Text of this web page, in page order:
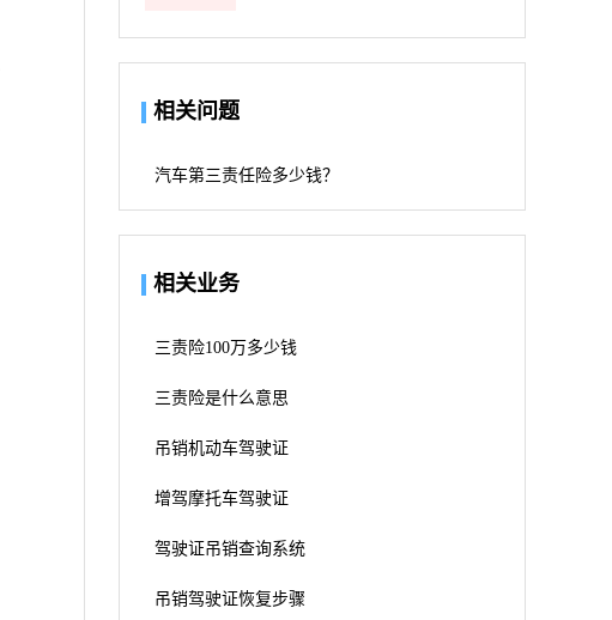
相关问题
汽车第三责任险多少钱？
相关业务
三责险100万多少钱
三责险是什么意思
吊销机动车驾驶证
增驾摩托车驾驶证
驾驶证吊销查询系统
吊销驾驶证恢复步骤